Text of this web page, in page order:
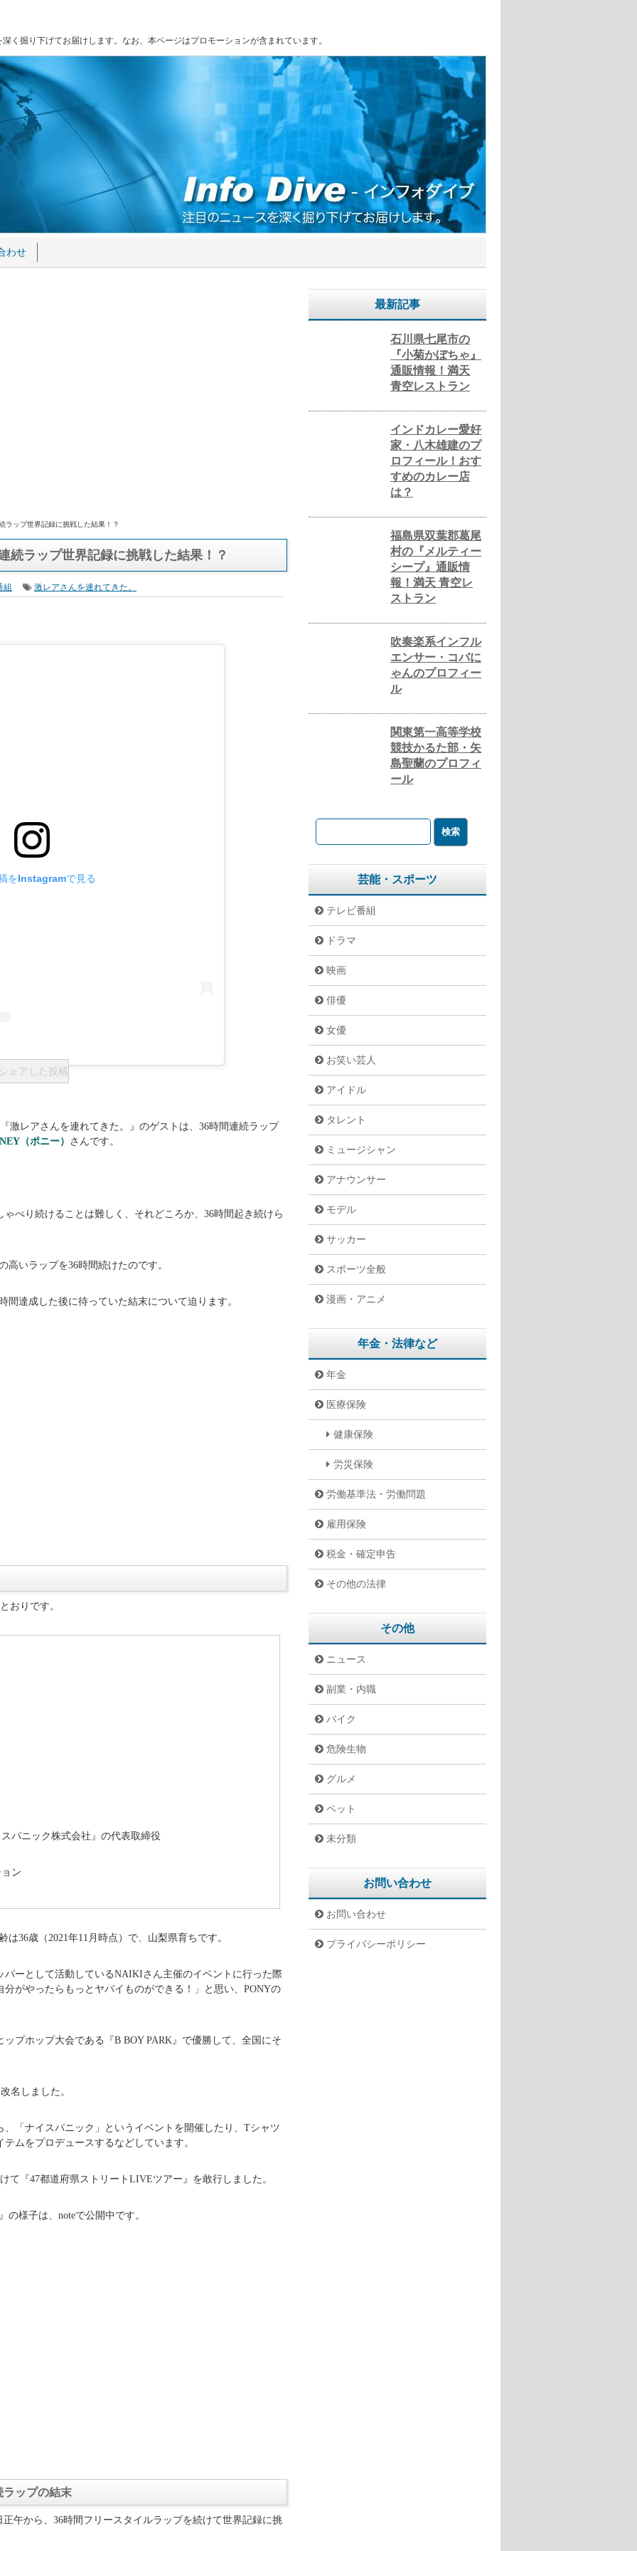
く掘り下げてお届けします。なお、本ページはプロモーションが含まれています。
わせ
ラップ世界記録に挑戦した結果！？
続ラップ世界記録に挑戦した結果！？
組 激レアさんを連れてきた。
をInstagramで見る
ェアした投稿
激レアさんを連れてきた。』のゲストは、36時間連続ラップ
（ポニー） さんです。
べり続けることは難しく、それどころか、36時間起き続けら
高いラップを36時間続けたのです。
間達成した後に待っていた結末について迫ります。
おりです。
パニック株式会社』の代表取締役
ン
は36歳（2021年11月時点）で、山梨県育ちです。
パーとして活動しているNAIKIさん主催のイベントに行った際
がやったらもっとヤバイものができる！」と思い、PONYの
プホップ大会である『B BOY PARK』で優勝して、全国にそ
名しました。
「ナイスパニック」というイベントを開催したり、Tシャツ
ムをプロデュースするなどしています。
て『47都道府県ストリートLIVEツアー』を敢行しました。
様子は、noteで公開中です。
ラップの結末
正午から、36時間フリースタイルラップを続けて世界記録に挑
最新記事
石川県七尾市の
『小菊かぼちゃ』
通販情報！満天
青空レストラン
インドカレー愛好
家・八木雄建のプ
ロフィール！おす
すめのカレー店
は？
福島県双葉郡葛尾
村の『メルティー
シープ』通販情
報！満天 青空レ
ストラン
吹奏楽系インフル
エンサー・コバに
ゃんのプロフィー
ル
関東第一高等学校
競技かるた部・矢
島聖蘭のプロフィ
ール
芸能・スポーツ
テレビ番組
ドラマ
映画
俳優
女優
お笑い芸人
アイドル
タレント
ミュージシャン
アナウンサー
モデル
サッカー
スポーツ全般
漫画・アニメ
年金・法律など
年金
医療保険
健康保険
労災保険
労働基準法・労働問題
雇用保険
税金・確定申告
その他の法律
その他
ニュース
副業・内職
バイク
危険生物
グルメ
ペット
未分類
お問い合わせ
お問い合わせ
プライバシーポリシー